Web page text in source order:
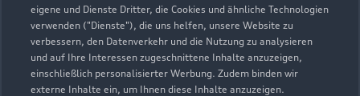
eigene und Dienste Dritter, die Cookies und ähnliche Technologien
verwenden ("Dienste"), die uns helfen, unsere Website zu
verbessern, den Datenverkehr und die Nutzung zu analysieren
und auf Ihre Interessen zugeschnittene Inhalte anzuzeigen,
einschließlich personalisierter Werbung. Zudem binden wir
externe Inhalte ein, um Ihnen diese Inhalte anzuzeigen.
Autohaus Gebr. Schwarte
Lübbecke GmbH Autohaus